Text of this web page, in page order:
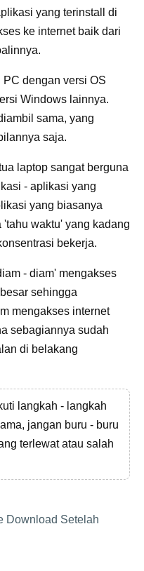
yang terinstall di
ke internet baik dari
dengan versi OS
Windows lainnya.
sama, yang
saja.
laptop sangat berguna
- aplikasi yang
yang biasanya
waktu' yang kadang
bekerja.
- diam' mengakses
sehingga
mengakses internet
sebagiannya sudah
di belakang
langkah - langkah
jangan buru - buru
terlewat atau salah
Download Setelah